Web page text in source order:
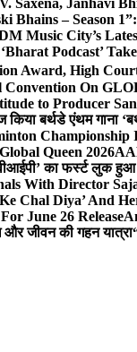
Saxena, Janhavi
Bhains – Season
Music City’s
Podcast’
Award, High
Convention On
to Producer
किया बर्थडे एंथम गाना
Championship
Queen 2026
वीआईपी’ का फर्स्ट लुक
With Director
Chal Diya’ And
June 26 Release
और जीवन की गहन यात्रा